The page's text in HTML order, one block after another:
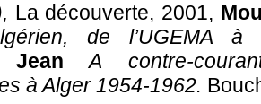
, La découverte, 2001,
de l’UGEMA à
Jean A contre-
à Alger 1954-1962.